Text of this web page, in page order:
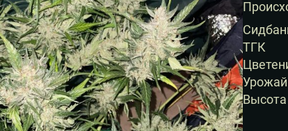
ТГК
Урожай
Высота